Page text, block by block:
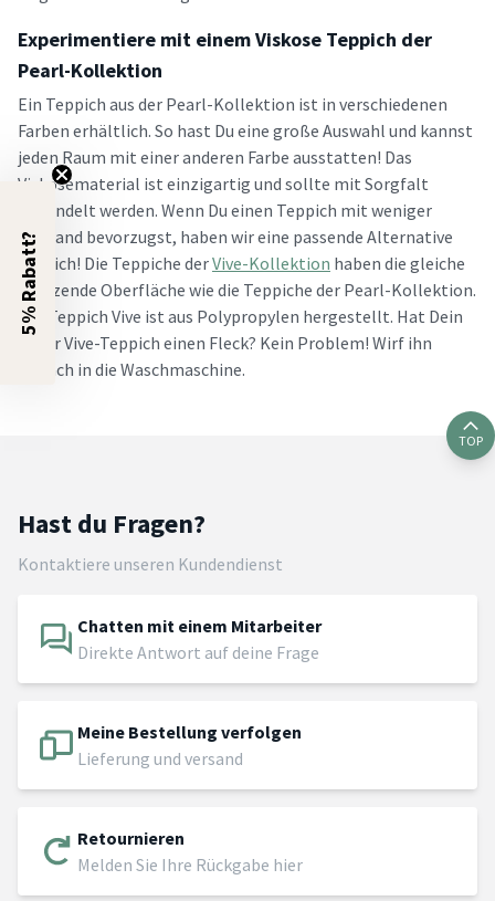
Experimentiere mit einem Viskose Teppich der
Pearl-Kollektion
Ein Teppich aus der Pearl-Kollektion ist in verschiedenen
Farben erhältlich. So hast Du eine große Auswahl und kannst
jeden Raum mit einer anderen Farbe ausstatten! Das
Viskosematerial ist einzigartig und sollte mit Sorgfalt
behandelt werden. Wenn Du einen Teppich mit weniger
Aufwand bevorzugst, haben wir eine passende Alternative
für Dich! Die Teppiche derVive-Kollektion haben die gleiche
glänzende Oberfläche wie die Teppiche der Pearl-Kollektion.
Der Teppich Vive ist aus Polypropylen hergestellt. Hat Dein
neuer Vive-Teppich einen Fleck? Kein Problem! Wirf ihn
einfach in die Waschmaschine.
TOP
Hast du Fragen?
Kontaktiere unseren Kundendienst
Chatten mit einem Mitarbeiter
Direkte Antwort auf deine Frage
Meine Bestellung verfolgen
Lieferung und versand
Retournieren
Melden Sie Ihre Rückgabe hier
5% Rabatt?